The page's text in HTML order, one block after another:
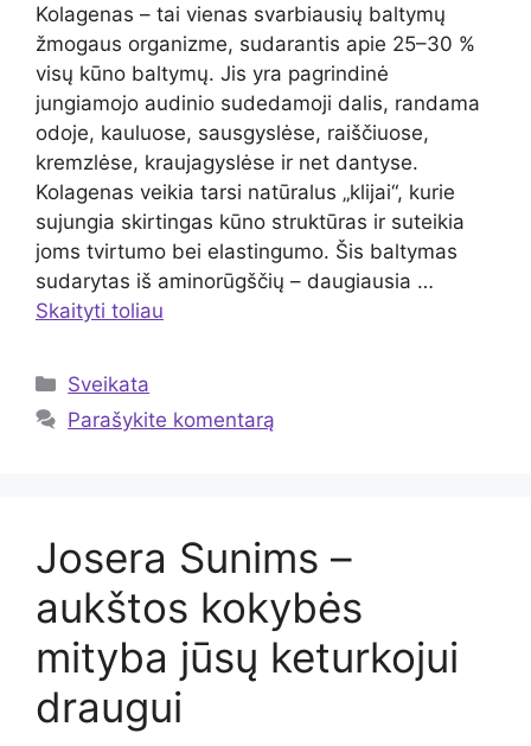
Kolagenas – tai vienas svarbiausių baltymų
žmogaus organizme, sudarantis apie 25–30 %
visų kūno baltymų. Jis yra pagrindinė
jungiamojo audinio sudedamoji dalis, randama
odoje, kauluose, sausgyslėse, raiščiuose,
kremzlėse, kraujagyslėse ir net dantyse.
Kolagenas veikia tarsi natūralus „klijai“, kurie
sujungia skirtingas kūno struktūras ir suteikia
joms tvirtumo bei elastingumo. Šis baltymas
sudarytas iš aminorūgščių – daugiausia …
Skaityti toliau
Kategorijos
Sveikata
Parašykite komentarą
Josera Sunims –
aukštos kokybės
mityba jūsų keturkojui
draugui